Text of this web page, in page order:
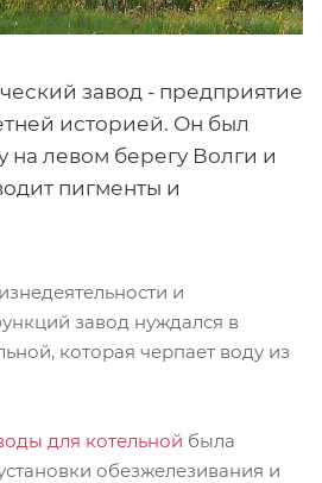
завод - предприятие
историей. Он был
на левом берегу Волги и
пигменты и
и
завод нуждался в
которая черпает воду из
для котельной была
обезжелезивания и